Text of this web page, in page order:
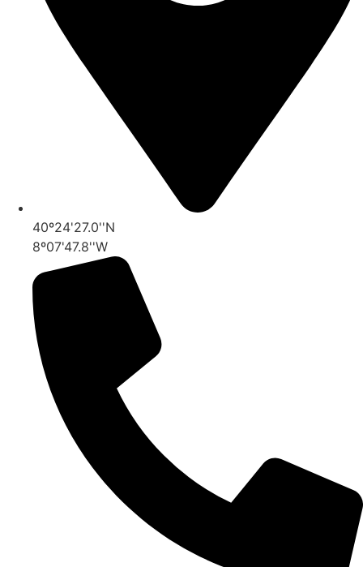
40º24'27.0''N
8º07'47.8''W